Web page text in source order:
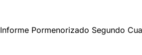
Informe Pormenorizado Segundo